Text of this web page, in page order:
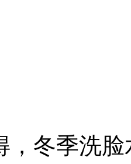
，冬季洗